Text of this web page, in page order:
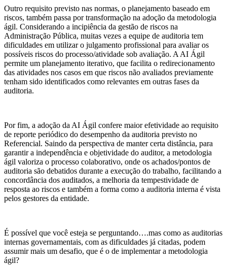
Outro requisito previsto nas normas, o planejamento baseado em
riscos, também passa por transformação na adoção da metodologia
ágil. Considerando a incipiência da gestão de riscos na
Administração Pública, muitas vezes a equipe de auditoria tem
dificuldades em utilizar o julgamento profissional para avaliar os
possíveis riscos do processo/atividade sob avaliação. A AI Ágil
permite um planejamento iterativo, que facilita o redirecionamento
das atividades nos casos em que riscos não avaliados previamente
tenham sido identificados como relevantes em outras fases da
auditoria.
Por fim, a adoção da AI Ágil confere maior efetividade ao requisito
de reporte periódico do desempenho da auditoria previsto no
Referencial. Saindo da perspectiva de manter certa distância, para
garantir a independência e objetividade do auditor, a metodologia
ágil valoriza o processo colaborativo, onde os achados/pontos de
auditoria são debatidos durante a execução do trabalho, facilitando a
concordância dos auditados, a melhoria da tempestividade de
resposta ao riscos e também a forma como a auditoria interna é vista
pelos gestores da entidade.
É possível que você esteja se perguntando….mas como as auditorias
internas governamentais, com as dificuldades já citadas, podem
assumir mais um desafio, que é o de implementar a metodologia
ágil?